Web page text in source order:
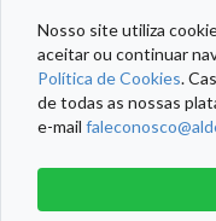
Nosso site utiliza
aceitar ou continuar
Política de Cookies.
de todas as nossas
e-mail
Termos de Serviço
Aldeias Infantis SOS